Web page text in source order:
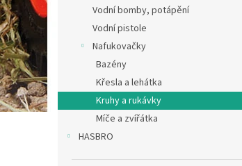
Vodní bomby, potápění
Vodní pistole
Nafukovačky
Bazény
Křesla a lehátka
Kruhy a rukávky
Míče a zvířátka
HASBRO